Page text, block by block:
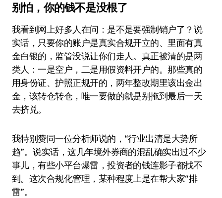
别怕，你的钱不是没根了
我看到网上好多人在问：是不是要强制销户了？说
实话，只要你的账户是真实合规开立的、里面有真
金白银的，监管没说让你们走人。真正被清的是两
类人：一是空户，二是用假资料开户的。那些真的
用身份证、护照正规开的，两年整改期里该出金出
金，该转仓转仓，唯一要做的就是别拖到最后一天
去挤兑。
我特别赞同一位分析师说的，“行业出清是大势所
趋”。说实话，这几年境外券商的混乱确实出过不少
事儿，有些小平台爆雷，投资者的钱连影子都找不
到。这次合规化管理，某种程度上是在帮大家“排
雷”。